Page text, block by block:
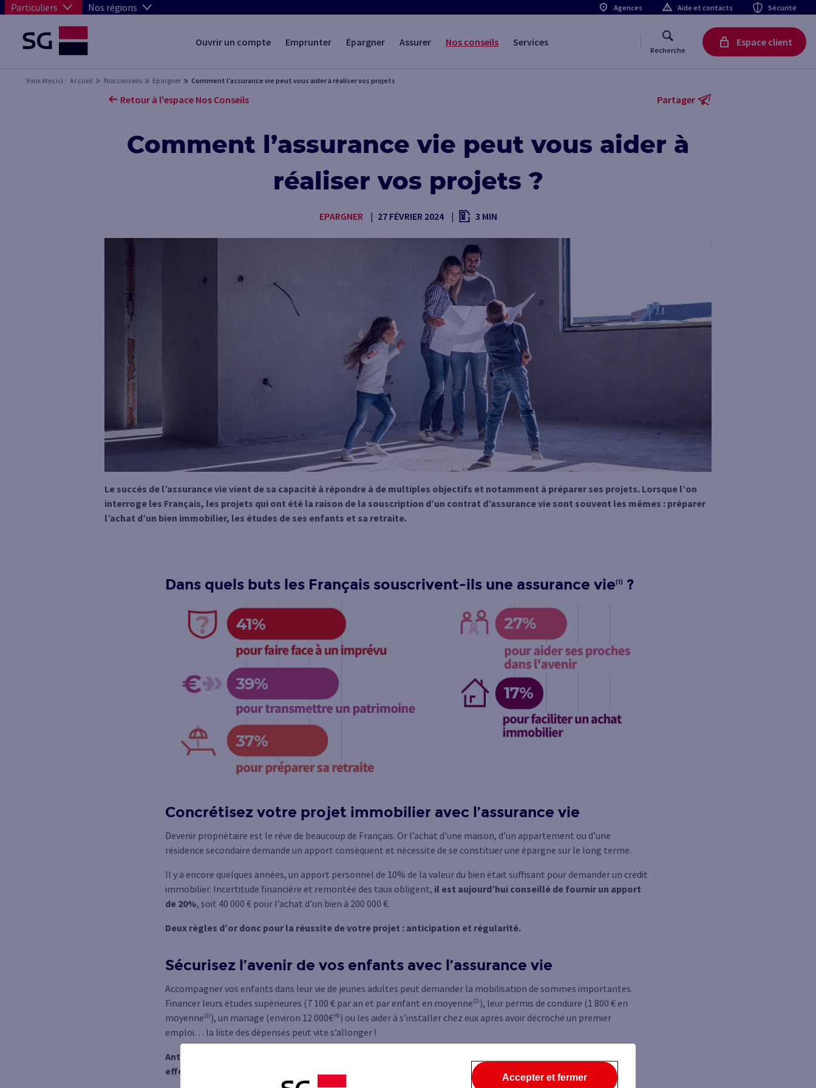
Particuliers Nos régions Agences Aide et contacts Sécurité
Ouvrir un compte Emprunter Épargner Assurer Nos conseils Services
Recherche
Espace client
Vous êtes ici : Accueil Nos conseils Epargner Comment l’assurance vie peut vous aider à réaliser vos projets
Retour à l'espace Nos Conseils Partager
Comment l’assurance vie peut vous aider à
réaliser vos projets ?
EPARGNER 27 FÉVRIER 2024 3 MIN
Le succès de l’assurance vie vient de sa capacité à répondre à de multiples objectifs et notamment à préparer ses projets. Lorsque l’on
interroge les Français, les projets qui ont été la raison de la souscription d’un contrat d’assurance vie sont souvent les mêmes : préparer
l’achat d’un bien immobilier, les études de ses enfants et sa retraite.
Dans quels buts les Français souscrivent-ils une assurance vie(1) ?
Concrétisez votre projet immobilier avec l’assurance vie
Devenir propriétaire est le rêve de beaucoup de Français. Or l’achat d’une maison, d’un appartement ou d’une
résidence secondaire demande un apport conséquent et nécessite de se constituer une épargne sur le long terme.
Il y a encore quelques années, un apport personnel de 10% de la valeur du bien était suffisant pour demander un crédit
immobilier. Incertitude financière et remontée des taux obligent, il est aujourd’hui conseillé de fournir un apport
de 20%, soit 40 000 € pour l’achat d’un bien à 200 000 €.
Deux règles d’or donc pour la réussite de votre projet : anticipation et régularité.
Sécurisez l’avenir de vos enfants avec l’assurance vie
Accompagner vos enfants dans leur vie de jeunes adultes peut demander la mobilisation de sommes importantes.
Financer leurs études supérieures (7 100 € par an et par enfant en moyenne(2)), leur permis de conduire (1 800 € en
moyenne(3)), un mariage (environ 12 000€(4)) ou les aider à s’installer chez eux après avoir décroché un premier
emploi… la liste des dépenses peut vite s’allonger !
Anticiper est plus que jamais le maître-mot pour les parents. Souscrire au plus tôt une assurance vie et y
effectuer régulièrement des versements est alors un gage de sérénité pour vous et pour eux.
Accepter et fermer